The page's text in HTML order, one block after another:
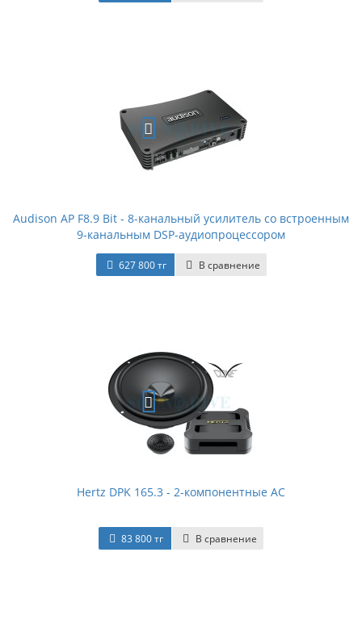
Audison AP F8.9 Bit - 8-канальный усилитель со встроенным
9-канальным DSP-аудиопроцессором
627 800 тг В сравнение
Hertz DPK 165.3 - 2-компонентные АС
83 800 тг В сравнение